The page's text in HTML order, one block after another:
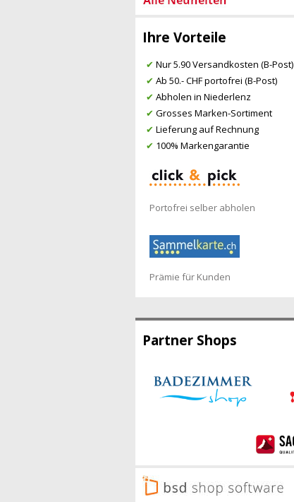
Ihre Vorteile
✔ Nur 5.90 Versandkosten (B-Post)
✔ Ab 50.- CHF portofrei (B-Post)
✔ Abholen in Niederlenz
✔ Grosses Marken-Sortiment
✔ Lieferung auf Rechnung
✔ 100% Markengarantie
Portofrei selber abholen
Prämie für Kunden
Partner Shops